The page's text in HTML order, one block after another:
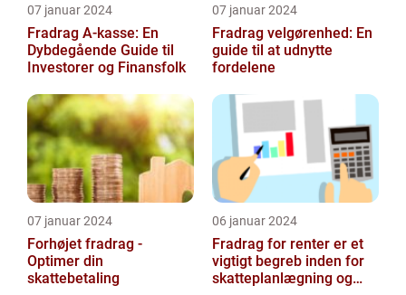
07 januar 2024
Fradrag A-kasse: En
Dybdegående Guide til
Investorer og Finansfolk
07 januar 2024
Fradrag velgørenhed: En
guide til at udnytte
fordelene
07 januar 2024
Forhøjet fradrag -
Optimer din
skattebetaling
06 januar 2024
Fradrag for renter er et
vigtigt begreb inden for
skatteplanlægning og